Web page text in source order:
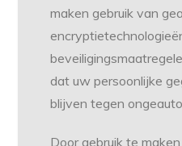
maken gebruik van
dat uw persoonlijke
blijven tegen
Door gebruik te